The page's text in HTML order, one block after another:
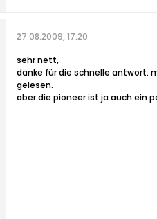
27.08.2009, 17:20
sehr nett,
danke für die schnelle antwort.
gelesen.
aber die pioneer ist ja auch ein